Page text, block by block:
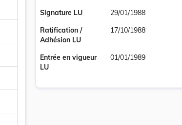
Signature LU
29/01/1988
Ratification /
Adhésion LU
17/10/1988
Entrée en vigueur
LU
01/01/1989